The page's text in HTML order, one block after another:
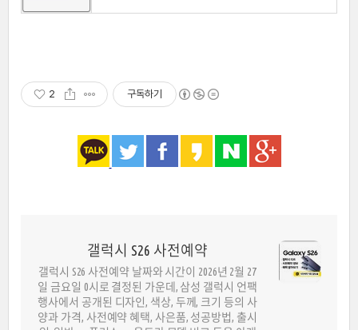
2 구독하기
갤럭시 S26 사전예약
갤럭시 S26 사전예약 날짜와 시간이 2026년 2월 27
일 금요일 0시로 결정된 가운데, 삼성 갤럭시 언팩
행사에서 공개된 디자인, 색상, 두께, 크기 등의 사
양과 가격, 사전예약 혜택, 사은품, 성공방법, 출시